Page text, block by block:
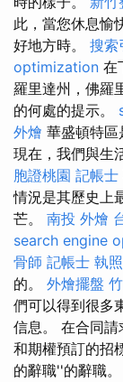
此，當您休息愉
好地方時。 搜索
optimization 在
羅里達州，佛羅
的何處的提示。
外燴 華盛頓特區
現在，我們與生
胞證桃園 記帳士
情況是其歷史上
芒。 南投 外燴
search engine
骨師 記帳士 執照
的。 外燴擺盤
們可以得到很多
信息。 在合同
和期權預訂的招
的辭職''的辭職